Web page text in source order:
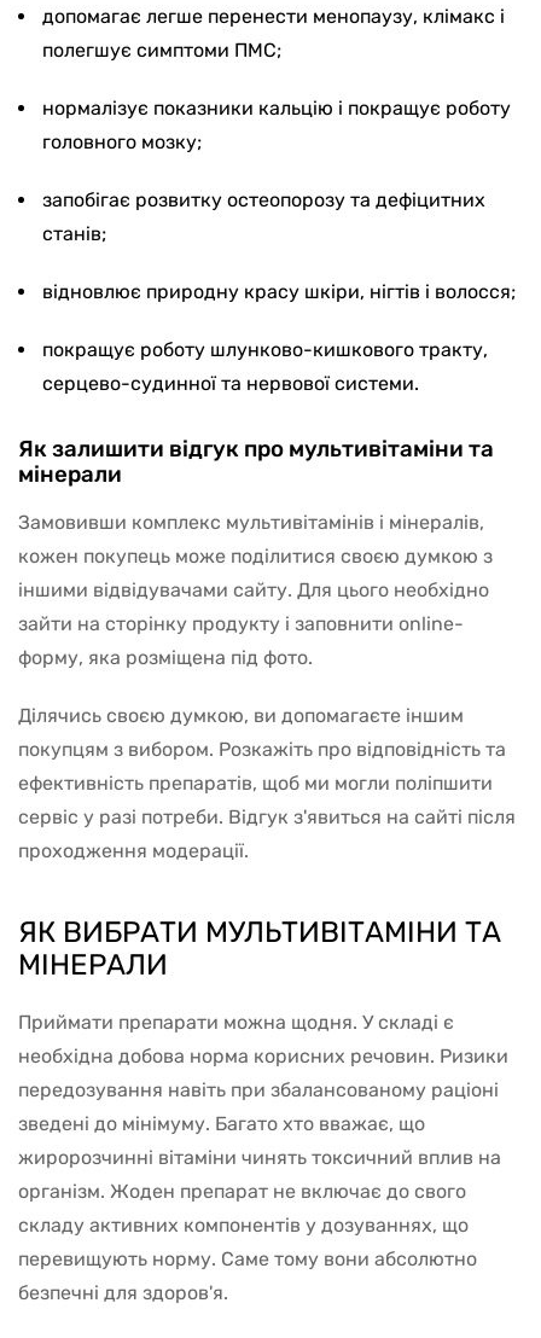
допомагає легше перенести менопаузу, клімакс і
полегшує симптоми ПМС;
нормалізує показники кальцію і покращує роботу
головного мозку;
запобігає розвитку остеопорозу та дефіцитних
станів;
відновлює природну красу шкіри, нігтів і волосся;
покращує роботу шлунково-кишкового тракту,
серцево-судинної та нервової системи.
Як залишити відгук про мультивітаміни та
мінерали
Замовивши комплекс мультивітамінів і мінералів,
кожен покупець може поділитися своєю думкою з
іншими відвідувачами сайту. Для цього необхідно
зайти на сторінку продукту і заповнити online-
форму, яка розміщена під фото.
Ділячись своєю думкою, ви допомагаєте іншим
покупцям з вибором. Розкажіть про відповідність та
ефективність препаратів, щоб ми могли поліпшити
сервіс у разі потреби. Відгук з'явиться на сайті після
проходження модерації.
ЯК ВИБРАТИ МУЛЬТИВІТАМІНИ ТА
МІНЕРАЛИ
Приймати препарати можна щодня. У складі є
необхідна добова норма корисних речовин. Ризики
передозування навіть при збалансованому раціоні
зведені до мінімуму. Багато хто вважає, що
жиророзчинні вітаміни чинять токсичний вплив на
організм. Жоден препарат не включає до свого
складу активних компонентів у дозуваннях, що
перевищують норму. Саме тому вони абсолютно
безпечні для здоров'я.